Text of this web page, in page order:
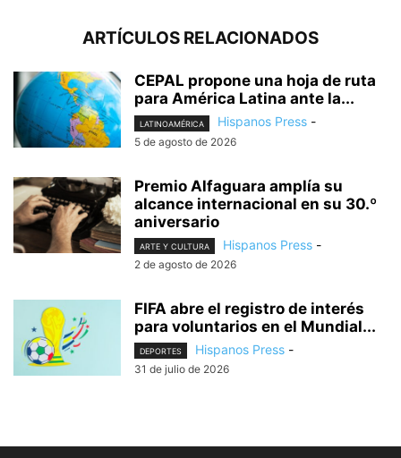
ARTÍCULOS RELACIONADOS
CEPAL propone una hoja de ruta
para América Latina ante la...
LATINOAMÉRICA Hispanos Press -
5 de agosto de 2026
Premio Alfaguara amplía su
alcance internacional en su 30.º
aniversario
ARTE Y CULTURA Hispanos Press -
2 de agosto de 2026
FIFA abre el registro de interés
para voluntarios en el Mundial...
DEPORTES Hispanos Press -
31 de julio de 2026